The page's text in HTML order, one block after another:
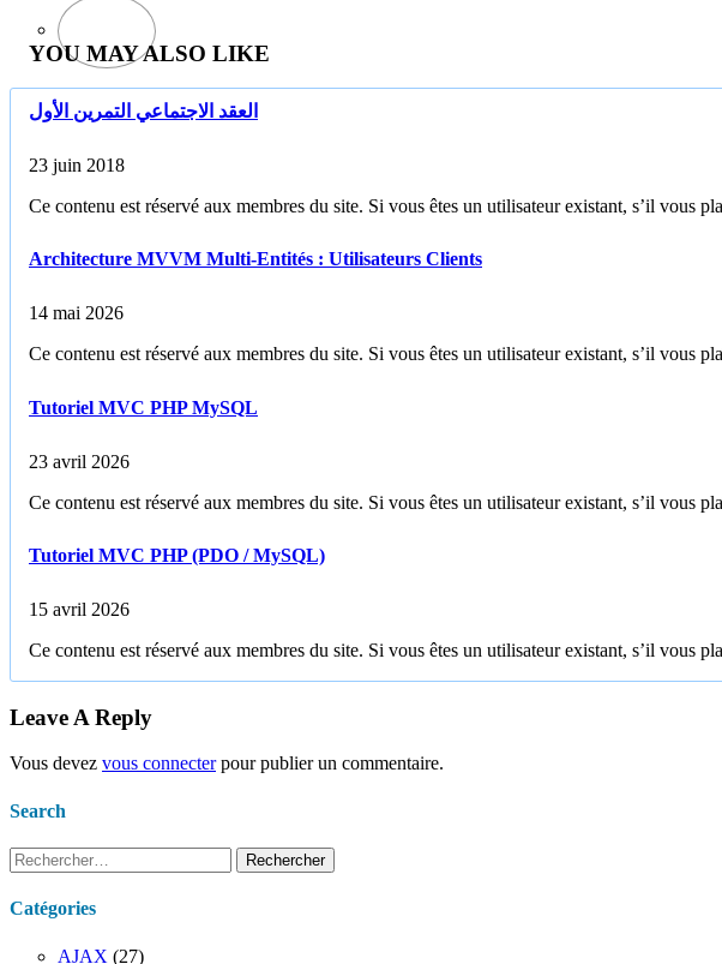
YOU MAY ALSO LIKE
العقد الاجتماعي التمرين الأول
23 juin 2018
Ce contenu est réservé aux membres du site. Si vous êtes un utilisateur existant, s’il vous
Architecture MVVM Multi-Entités : Utilisateurs Clients
14 mai 2026
Ce contenu est réservé aux membres du site. Si vous êtes un utilisateur existant, s’il vous
Tutoriel MVC PHP MySQL
23 avril 2026
Ce contenu est réservé aux membres du site. Si vous êtes un utilisateur existant, s’il vous
Tutoriel MVC PHP (PDO / MySQL)
15 avril 2026
Ce contenu est réservé aux membres du site. Si vous êtes un utilisateur existant, s’il vous
Leave A Reply
Vous devez vous connecterpour publier un commentaire.
Search
Rechercher :
Catégories
AJAX (27)